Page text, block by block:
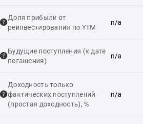
Доля прибыли от
реинвестирования по YTM
n/a
Будущие поступления (к дате
погашения)
n/a
Доходность только
фактических поступлений
(простая доходность), %
n/a